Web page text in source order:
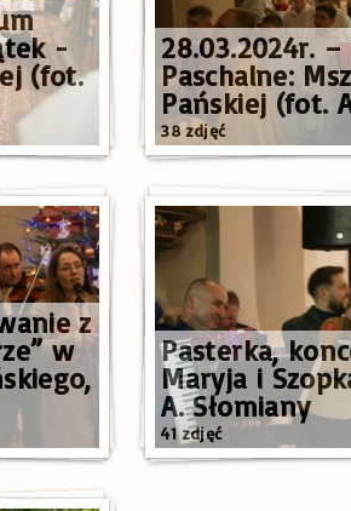
-
(fot.
28.03.2024r.
Paschalne:
Pańskiej (fot.
38 zdjęć
z
w Pasterka,
Maryja i
A. Słomiany
41 zdjęć